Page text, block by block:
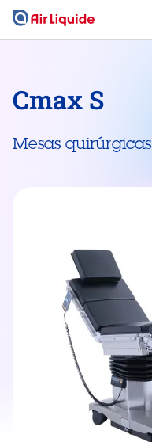
Pasar
Cmax S
Mesas quirúrgicas